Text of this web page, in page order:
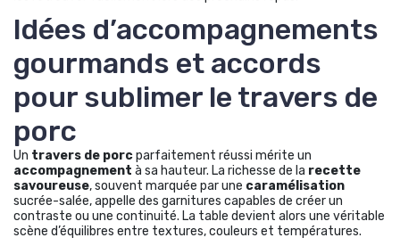
Idées d’accompagnements
gourmands et accords
pour sublimer le travers de
porc
Un travers de porcparfaitement réussi mérite un
accompagnement à sa hauteur. La richesse de la recette
savoureuse, souvent marquée par une caramélisation
sucrée-salée, appelle des garnitures capables de créer un
contraste ou une continuité. La table devient alors une véritable
scène d’équilibres entre textures, couleurs et températures.